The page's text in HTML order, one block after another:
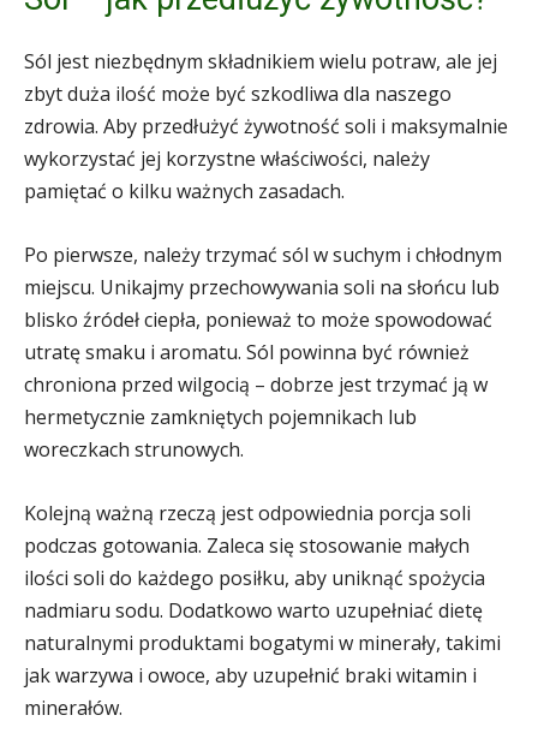
Sól jest niezbędnym składnikiem wielu potraw, ale jej
zbyt duża ilość może być szkodliwa dla naszego
zdrowia. Aby przedłużyć żywotność soli i maksymalnie
wykorzystać jej korzystne właściwości, należy
pamiętać o kilku ważnych zasadach.
Po pierwsze, należy trzymać sól w suchym i chłodnym
miejscu. Unikajmy przechowywania soli na słońcu lub
blisko źródeł ciepła, ponieważ to może spowodować
utratę smaku i aromatu. Sól powinna być również
chroniona przed wilgocią – dobrze jest trzymać ją w
hermetycznie zamkniętych pojemnikach lub
woreczkach strunowych.
Kolejną ważną rzeczą jest odpowiednia porcja soli
podczas gotowania. Zaleca się stosowanie małych
ilości soli do każdego posiłku, aby uniknąć spożycia
nadmiaru sodu. Dodatkowo warto uzupełniać dietę
naturalnymi produktami bogatymi w minerały, takimi
jak warzywa i owoce, aby uzupełnić braki witamin i
minerałów.